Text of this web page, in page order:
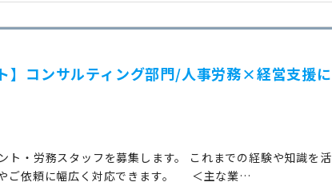
】コンサルティング部門/人事労務×経営支援に
・労務スタッフを募集します。 これまでの経験や知識を活
ご依頼に幅広く対応できます。 ＜主な業…